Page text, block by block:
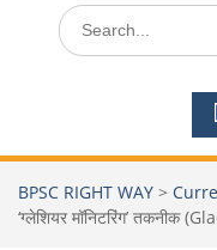
BPSC RIGHT WAY >
‘ग्लेशियर मॉनिटरिंग’ तकनीक